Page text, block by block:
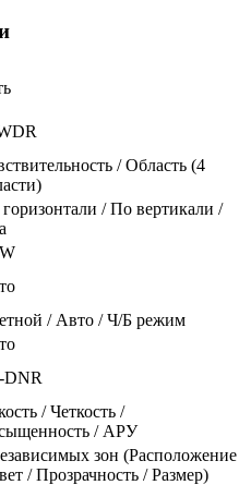
/ Область (4
/ По вертикали /
/ Авто / Ч/Б режим
DNR
/ Четкость /
/ АРУ
зон (Расположение
/ Прозрачность / Размер)